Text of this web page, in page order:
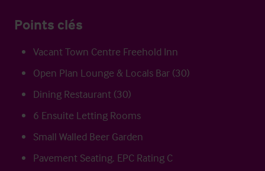
Points clés
Vacant Town Centre Freehold Inn
Open Plan Lounge & Locals Bar (30)
Dining Restaurant (30)
6 Ensuite Letting Rooms
Small Walled Beer Garden
Pavement Seating. EPC Rating C